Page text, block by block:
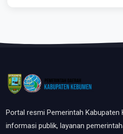
Portal resmi Pemerintah Kabupaten
informasi publik, layanan